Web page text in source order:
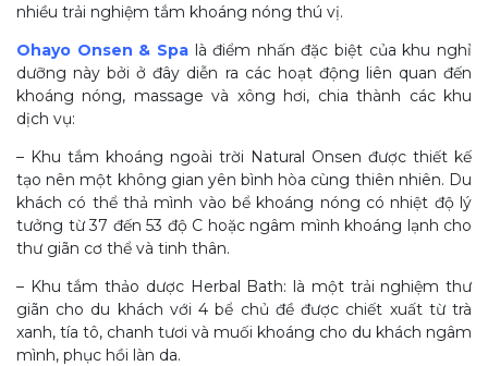
nhiều trải nghiệm tắm khoáng nóng thú vị.
Ohayo Onsen & Spalà điểm nhấn đặc biệt của khu nghỉ
dưỡng này bởi ở đây diễn ra các hoạt động liên quan đến
khoáng nóng, massage và xông hơi, chia thành các khu
dịch vụ:
– Khu tắm khoáng ngoài trời Natural Onsen được thiết kế
tạo nên một không gian yên bình hòa cùng thiên nhiên. Du
khách có thể thả mình vào bể khoáng nóng có nhiệt độ lý
tưởng từ 37 đến 53 độ C hoặc ngâm mình khoáng lạnh cho
thư giãn cơ thể và tinh thân.
– Khu tắm thảo dược Herbal Bath: là một trải nghiệm thư
giãn cho du khách với 4 bể chủ đề được chiết xuất từ trà
xanh, tía tô, chanh tươi và muối khoáng cho du khách ngâm
mình, phục hồi làn da.